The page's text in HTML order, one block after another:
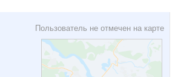
Пользователь не отмечен на карте